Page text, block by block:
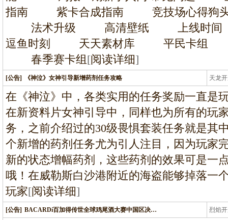
指南 紫卡合成指南 竞技场心得狗
法术升级 高清壁纸 上线时间
逗鱼时刻 天天素材库 平民卡组
春季赛卡组[阅读详细]
[公告] 《神泣》女神引导新增药剂任务攻略 天龙
龙
在《神泣》中，各类实用的任务奖励一直是
在新资料片女神引导中，同样也为所有的玩
务，之前介绍过的30级畏惧套装任务就是其
个新增的药剂任务尤为引人注目，因为玩家
新的状态增幅药剂，这些药剂的效果可是一
哦！在威勒斯白沙港附近的海盗能够掉落一
玩家[阅读详细]
[公告] BACARDí百加得传世全球鸡尾酒大赛中国区决… 烈焰